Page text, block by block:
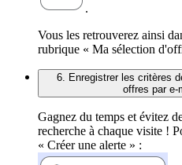
.
Vous les retrouverez ainsi
rubrique « Ma sélection
6. Enregistrer les critères
offres par e-
Gagnez du temps et évitez
recherche à chaque visite !
« Créer une alerte » :